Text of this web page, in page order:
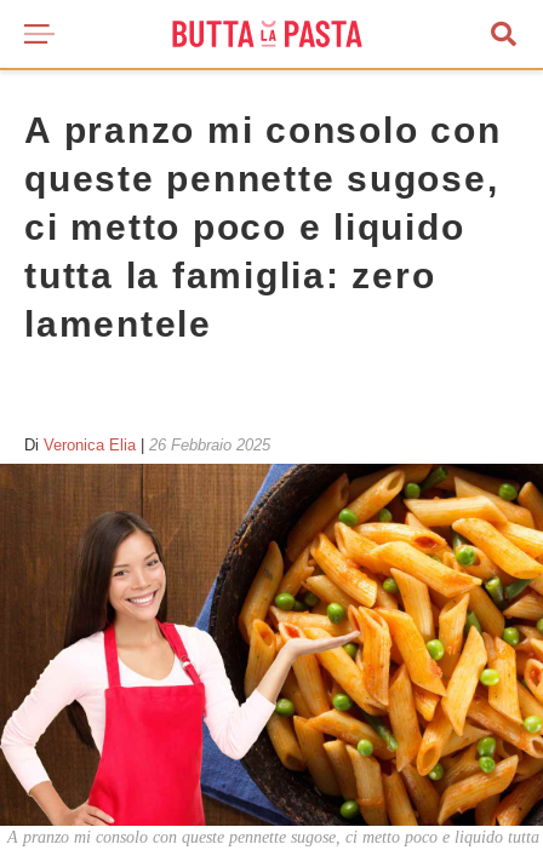
A pranzo mi consolo con
queste pennette sugose,
ci metto poco e liquido
tutta la famiglia: zero
lamentele
Di Veronica Elia| 26 Febbraio 2025
A pranzo mi consolo con queste pennette sugose, ci metto poco e liquido tutta